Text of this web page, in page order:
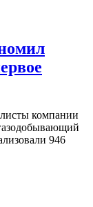
компании
946